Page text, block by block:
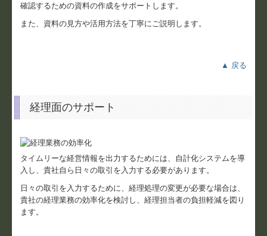
確認するための資料の作成をサポートします。
また、資料の見方や活用方法を丁寧にご説明します。
▲ 戻る
経理面のサポート
タイムリーな経営情報を出力するためには、自計化システムを導
入し、貴社自ら日々の取引を入力する必要があります。
日々の取引を入力するために、経理処理の変更が必要な場合は、
貴社の経理業務の効率化を検討し、経理担当者の負担軽減を図り
ます。